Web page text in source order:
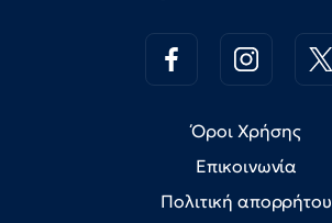
Όροι Χρήσης
Επικοινωνία
Πολιτική απορρήτου